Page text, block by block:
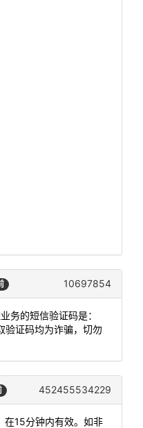
10697854
务的短信验证码是：
验证码均为诈骗，切勿
452455534229
在15分钟内有效。如非